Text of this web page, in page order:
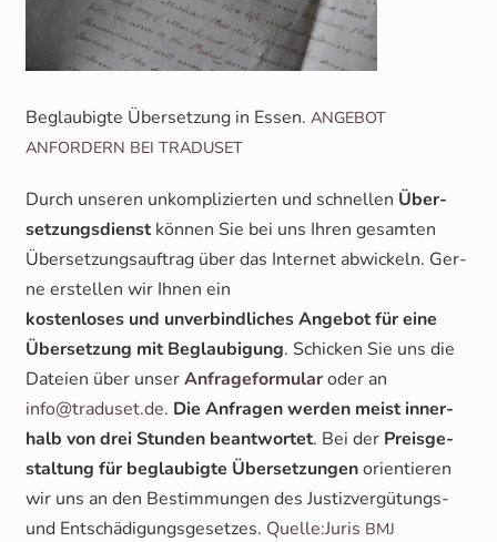
Beglau­big­te Über­set­zung in Essen.ANGEBOT
ANFORDERN BEI TRADUSET
Durch unse­ren unkom­pli­zier­ten und schnel­len Über­
set­zungs­dienstkön­nen Sie bei uns Ihren gesam­ten
Über­set­zungs­auf­trag über das Inter­net abwi­ckeln. Ger­
ne erstel­len wir Ihnen ein
kos­ten­lo­ses und unver­bind­li­ches Ange­bot für eine
Über­set­zung mit Beglau­bi­gung. Schi­cken Sie uns die
Datei­en über unserAnfra­ge­for­mu­laroder an
info@traduset.de. Die Anfra­gen wer­den meist inner­
halb von drei Stun­den beant­wor­tet. Bei der Preis­ge­
stal­tung für beglau­big­te Über­set­zun­genori­en­tie­ren
wir uns an den Bestim­mun­gen des Jus­tiz­ver­gü­tungs-
und Ent­schä­di­gungs­ge­set­zes. Quelle:Juris BMJ